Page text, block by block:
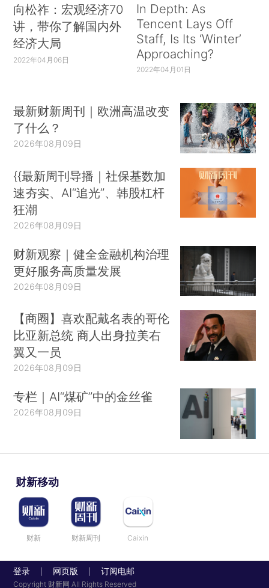
向松祚：宏观经济70
讲，带你了解国内外
经济大局
2022年04月06日
In Depth: As
Tencent Lays Off
Staff, Is Its ‘Winter’
Approaching?
2022年04月01日
最新财新周刊｜欧洲高温改变
了什么？
2026年08月09日
{{最新周刊导播｜社保基数加
速夯实、AI“追光”、韩股杠杆
狂潮
2026年08月09日
财新观察｜健全金融机构治理
更好服务高质量发展
2026年08月09日
【商圈】喜欢配戴名表的哥伦
比亚新总统 商人出身拉美右
翼又一员
2026年08月09日
专栏｜AI“煤矿”中的金丝雀
2026年08月09日
财新移动
财新 财新周刊 Caixin
登录 网页版 订阅电邮
Copyright 财新网 All Rights Reserved